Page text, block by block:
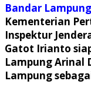
Bandar
Kementerian
Inspektur
Gatot Irianto
Lampung Arinal
Lampung